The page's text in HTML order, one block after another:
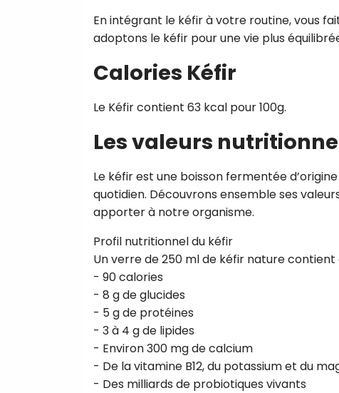
En intégrant le kéfir à votre routine, vous
adoptons le kéfir pour une vie plus
Calories Kéfir
Le Kéfir contient 63 kcal pour 100g.
Les valeurs
Le kéfir est une boisson fermentée
quotidien. Découvrons ensemble ses
apporter à notre organisme.
Profil nutritionnel du kéfir
Un verre de 250 ml de kéfir nature contient
- 90 calories
- 8 g de glucides
- 5 g de protéines
- 3 à 4 g de lipides
- Environ 300 mg de calcium
- De la vitamine B12, du potassium et du
- Des milliards de probiotiques vivants